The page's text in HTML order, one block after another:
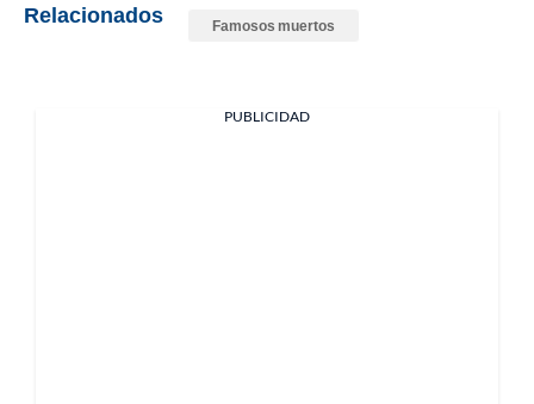
Relacionados Famosos muertos
PUBLICIDAD